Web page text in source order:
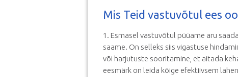
Mis Teid vastuvõtul ees
1. Esmasel vastuvõtul püüame aru
saame. On selleks siis vigastuse
või harjutuste sooritamine, et aitada
eesmärk on leida kõige efektiivsem